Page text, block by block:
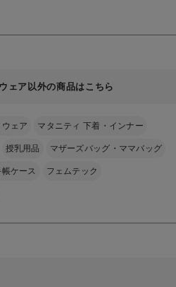
ェア以外の商品はこちら
ェア マタニティ 下着・インナー
授乳用品 マザーズバッグ・ママバッグ
ケース フェムテック